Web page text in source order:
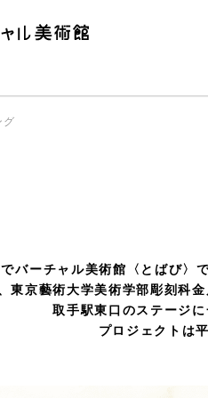
グ
でバーチャル美術館〈とばび〉
東京藝術大学美術学部彫刻科
取手駅東口のステージ
プロジェクトは